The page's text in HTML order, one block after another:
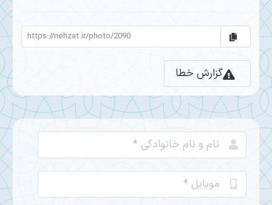
گزارش خطا